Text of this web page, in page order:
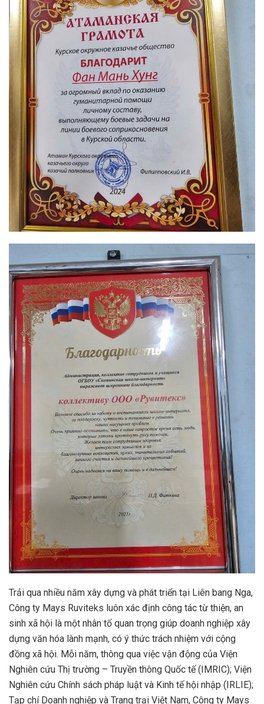
Trải qua nhiều năm xây dựng và phát triển tại Liên bang Nga,
Công ty Mays Ruviteks luôn xác định công tác từ thiện, an
sinh xã hội là một nhân tố quan trọng giúp doanh nghiệp xây
dựng văn hóa lành mạnh, có ý thức trách nhiệm với cộng
đồng xã hội. Mỗi năm, thông qua việc vận động của Viện
Nghiên cứu Thị trường – Truyền thông Quốc tế (IMRIC); Viện
Nghiên cứu Chính sách pháp luật và Kinh tế hội nhập (IRLIE);
Tạp chí Doanh nghiệp và Trang trại Việt Nam, Công ty Mays